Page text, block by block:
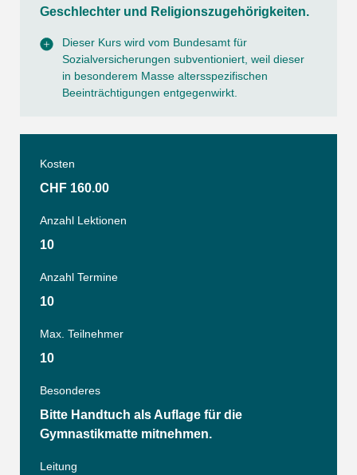
Geschlechter und Religionszugehörigkeiten.
Dieser Kurs wird vom Bundesamt für
Sozialversicherungen subventioniert, weil dieser
in besonderem Masse altersspezifischen
Beeinträchtigungen entgegenwirkt.
Kosten
CHF 160.00
Anzahl Lektionen
10
Anzahl Termine
10
Max. Teilnehmer
10
Besonderes
Bitte Handtuch als Auflage für die
Gymnastikmatte mitnehmen.
Leitung